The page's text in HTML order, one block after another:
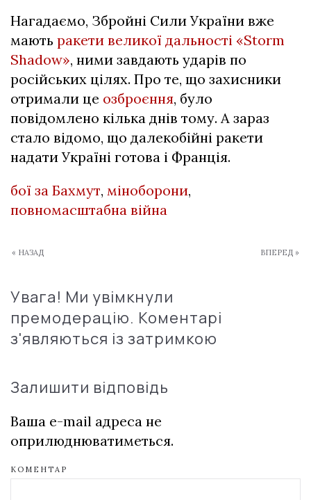
Нагадаємо, Збройні Сили України вже
мають ракети великої дальності «Storm
Shadow», ними завдають ударів по
російських цілях. Про те, що захисники
отримали це озброєння, було
повідомлено кілька днів тому. А зараз
стало відомо, що далекобійні ракети
надати Україні готова і Франція.
бої за Бахмут, міноборони,
повномасштабна війна
« НАЗАД ВПЕРЕД »
Увага! Ми увімкнули
премодерацію. Коментарі
з'являються із затримкою
Залишити відповідь
Ваша e-mail адреса не
оприлюднюватиметься.
КОМЕНТАР